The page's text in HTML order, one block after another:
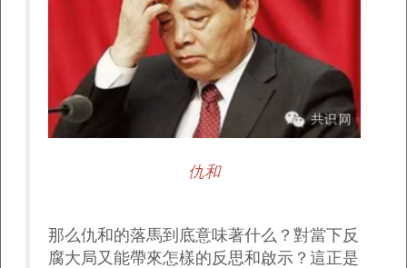
仇和
那么仇和的落馬到底意味著什么？對當下反
腐大局又能帶來怎樣的反思和啟示？這正是